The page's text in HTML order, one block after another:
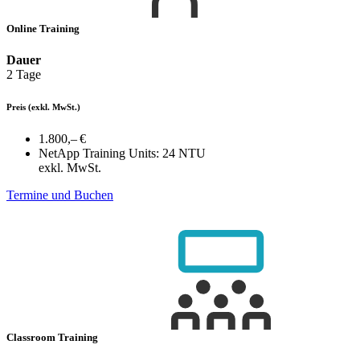
Online Training
Dauer
2 Tage
Preis (exkl. MwSt.)
1.800,– €
NetApp Training Units: 24 NTU
exkl. MwSt.
Termine und Buchen
Classroom Training